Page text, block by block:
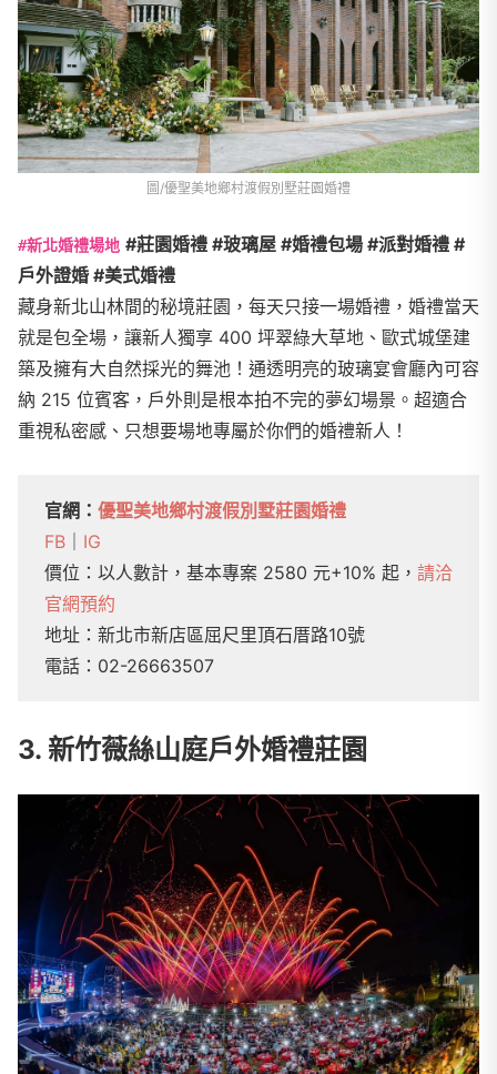
圖/優聖美地鄉村渡假別墅莊園婚禮
#新北婚禮場地 #莊園婚禮 #玻璃屋 #婚禮包場 #派對婚禮 #
戶外證婚 #美式婚禮
藏身新北山林間的秘境莊園，每天只接一場婚禮，婚禮當天
就是包全場，讓新人獨享 400 坪翠綠大草地、歐式城堡建
築及擁有大自然採光的舞池！通透明亮的玻璃宴會廳內可容
納 215 位賓客，戶外則是根本拍不完的夢幻場景。超適合
重視私密感、只想要場地專屬於你們的婚禮新人！
官網： 優聖美地鄉村渡假別墅莊園婚禮
FB
IG
價位：以人數計，基本專案 2580 元+10% 起， 請洽
官網預約
地址：新北市新店區屈尺里頂石厝路10號
電話：02-26663507
3. 新竹薇絲山庭戶外婚禮莊園